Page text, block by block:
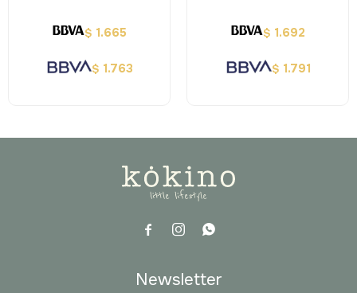
$ 1.665
$ 1.763
$ 1.692
$ 1.791
  
Newsletter